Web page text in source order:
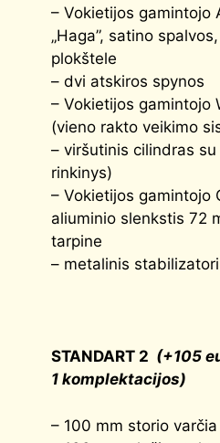
– Vokietijos gamintojo
„Haga”, satino
plokštele
– dvi atskiros spynos
– Vokietijos gamintojo
(vieno rakto veikimo
– viršutinis cilindras
rinkinys)
– Vokietijos gamintojo
aliuminio slenkstis 72
tarpine
– metalinis
STANDART 2 (+105
1 komplektacijos)
– 100 mm storio